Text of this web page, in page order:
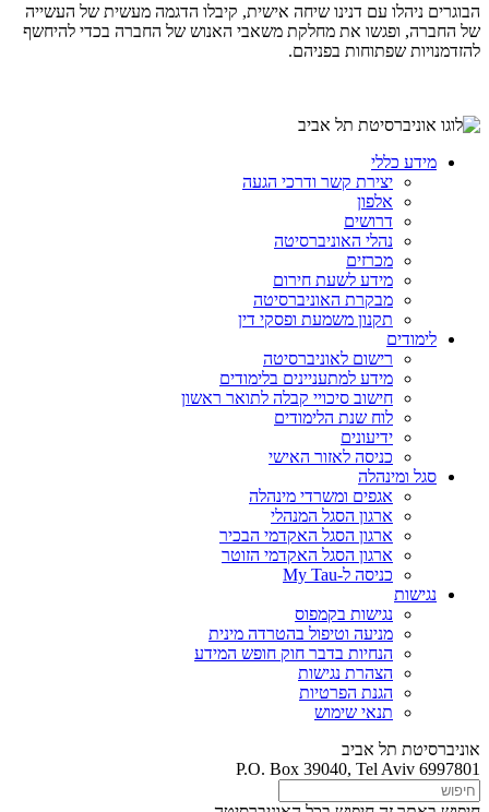
הבוגרים ניהלו עם דנינו שיחה אישית, קיבלו הדגמה מעשית של העשייה
של החברה, ופגשו את מחלקת משאבי האנוש של החברה בכדי להיחשף
להזדמנויות שפתוחות בפניהם.
מידע כללי
יצירת קשר ודרכי הגעה
אלפון
דרושים
נהלי האוניברסיטה
מכרזים
מידע לשעת חירום
מבקרת האוניברסיטה
תקנון משמעת ופסקי דין
לימודים
רישום לאוניברסיטה
מידע למתעניינים בלימודים
חישוב סיכויי קבלה לתואר ראשון
לוח שנת הלימודים
ידיעונים
כניסה לאזור האישי
סגל ומינהלה
אגפים ומשרדי מינהלה
ארגון הסגל המנהלי
ארגון הסגל האקדמי הבכיר
ארגון הסגל האקדמי הזוטר
כניסה ל-My Tau
נגישות
נגישות בקמפוס
מניעה וטיפול בהטרדה מינית
הנחיות בדבר חוק חופש המידע
הצהרת נגישות
הגנת הפרטיות
תנאי שימוש
אוניברסיטת תל אביב
P.O. Box 39040, Tel Aviv 6997801